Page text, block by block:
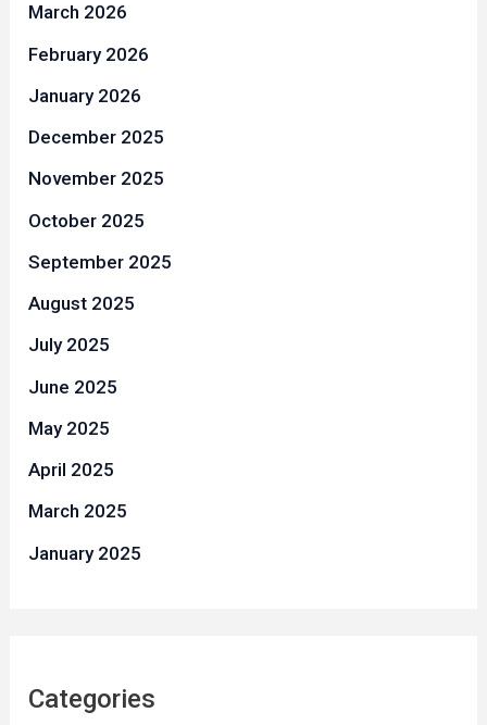
March 2026
February 2026
January 2026
December 2025
November 2025
October 2025
September 2025
August 2025
July 2025
June 2025
May 2025
April 2025
March 2025
January 2025
Categories